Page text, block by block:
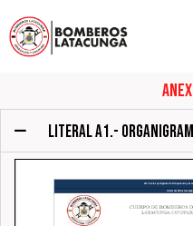
LITERAL A1.-